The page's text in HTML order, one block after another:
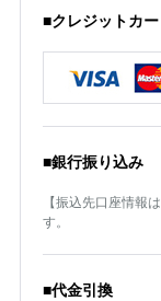
■クレジットカー
■銀行振り込み
【振込先口座情報
す。
■代金引換